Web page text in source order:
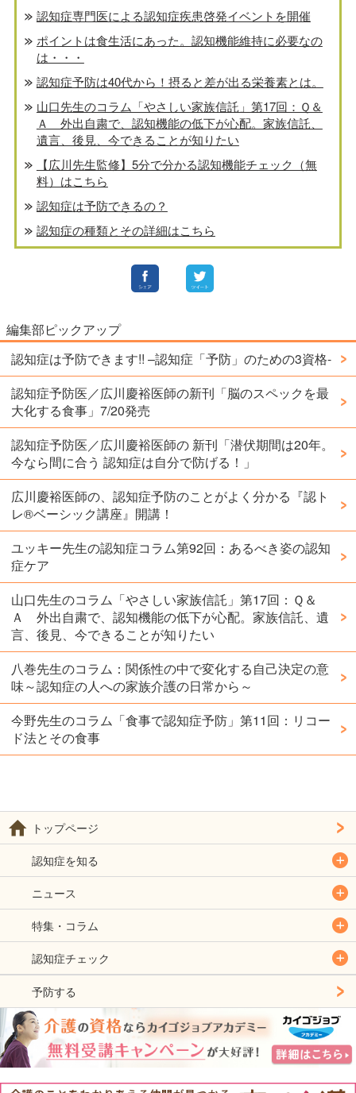
認知症専門医による認知症疾患啓発イベントを開催
ポイントは食生活にあった。認知機能維持に必要なの
は・・・
認知症予防は40代から！摂ると差が出る栄養素とは。
山口先生のコラム「やさしい家族信託」第17回：Ｑ＆
Ａ 外出自粛で、認知機能の低下が心配。家族信託、
遺言、後見、今できることが知りたい
【広川先生監修】5分で分かる認知機能チェック（無
料）はこちら
認知症は予防できるの？
認知症の種類とその詳細はこちら
編集部ピックアップ
認知症は予防できます!! –認知症「予防」のための3資格-
認知症予防医／広川慶裕医師の新刊「脳のスペックを最
大化する食事」7/20発売
認知症予防医／広川慶裕医師の 新刊「潜伏期間は20年。
今なら間に合う 認知症は自分で防げる！」
広川慶裕医師の、認知症予防のことがよく分かる『認ト
レ®️ベーシック講座』開講！
ユッキー先生の認知症コラム第92回：あるべき姿の認知
症ケア
山口先生のコラム「やさしい家族信託」第17回：Ｑ＆
Ａ 外出自粛で、認知機能の低下が心配。家族信託、遺
言、後見、今できることが知りたい
八巻先生のコラム：関係性の中で変化する自己決定の意
味～認知症の人への家族介護の日常から～
今野先生のコラム「食事で認知症予防」第11回：リコー
ド法とその食事
トップページ
認知症を知る
ニュース
特集・コラム
認知症チェック
予防する